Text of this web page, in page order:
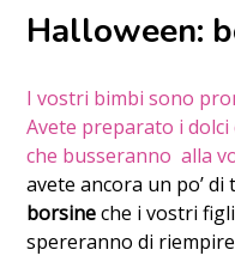
Halloween:
I vostri bimbi sono
Avete preparato i
che busseranno alla
avete ancora un po’
borsineche i vostri
spereranno di